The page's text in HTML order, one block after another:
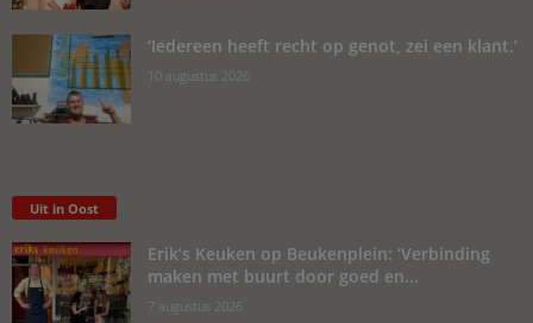
‘Iedereen heeft recht op genot, zei een klant.’
10 augustus 2026
Uit in Oost
Erik’s Keuken op Beukenplein: ‘Verbinding
maken met buurt door goed en...
7 augustus 2026